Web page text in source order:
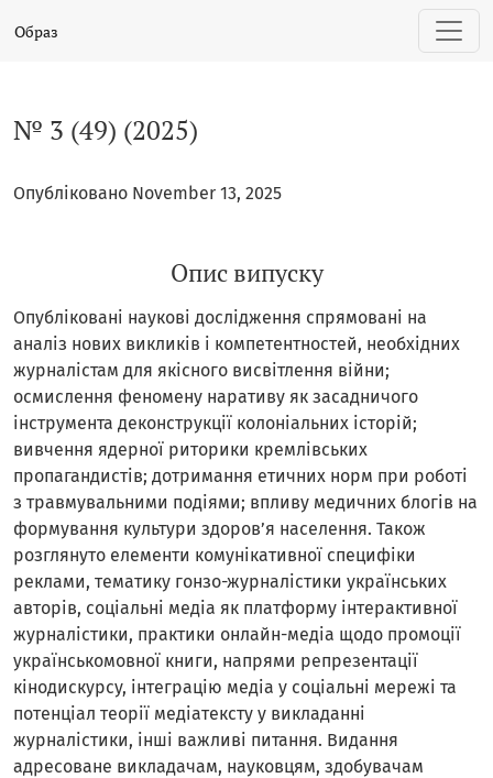
Образ
№ 3 (49) (2025)
Опубліковано November 13, 2025
Опис випуску
Опубліковані наукові дослідження спрямовані на
аналіз нових викликів і компетентностей, необхідних
журналістам для якісного висвітлення війни;
осмислення феномену наративу як засадничого
інструмента деконструкції колоніальних історій;
вивчення ядерної риторики кремлівських
пропагандистів; дотримання етичних норм при роботі
з травмувальними подіями; впливу медичних блогів на
формування культури здоров’я населення. Також
розглянуто елементи комунікативної специфіки
реклами, тематику гонзо-журналістики українських
авторів, соціальні медіа як платформу інтерактивної
журналістики, практики онлайн-медіа щодо промоції
українськомовної книги, напрями репрезентації
кінодискурсу, інтеграцію медіа у соціальні мережі та
потенціал теорії медіатексту у викладанні
журналістики, інші важливі питання. Видання
адресоване викладачам, науковцям, здобувачам